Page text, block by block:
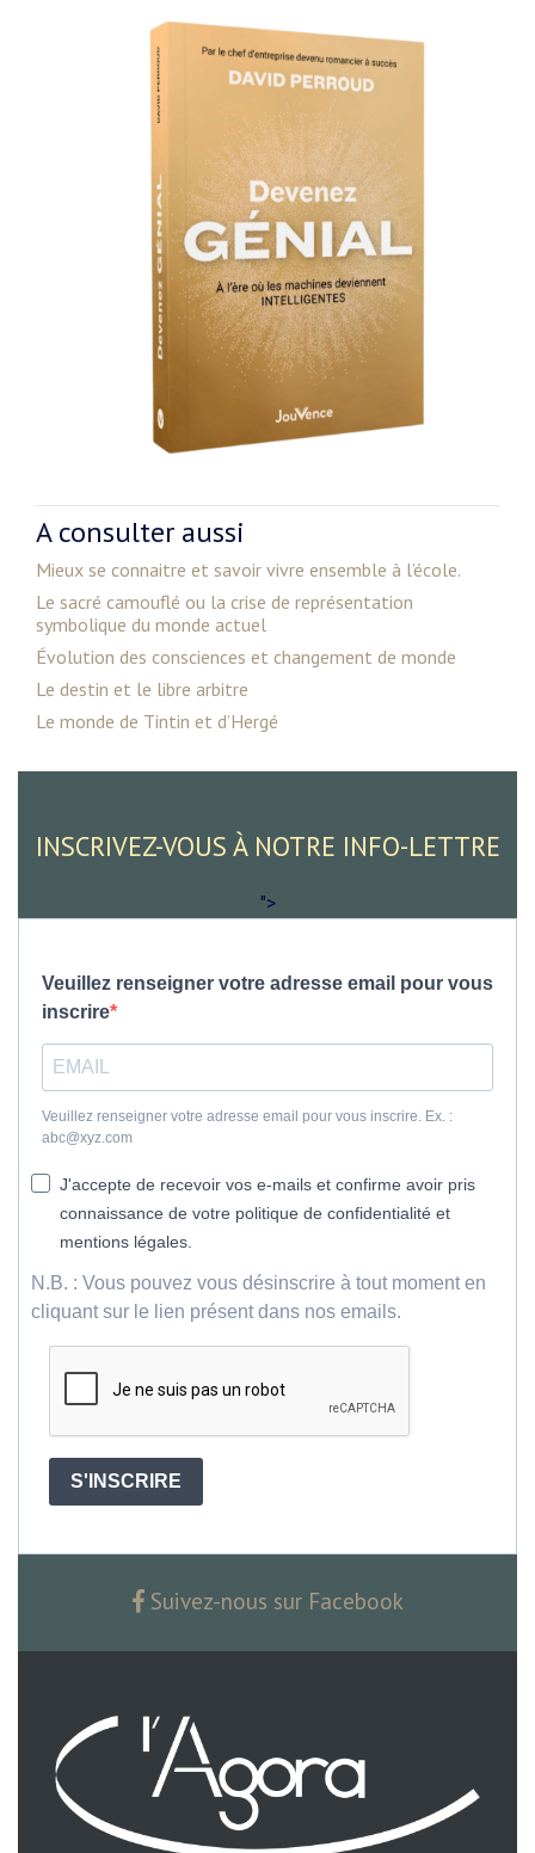
A consulter aussi
Mieux se connaitre et savoir vivre ensemble à l’école.
Le sacré camouflé ou la crise de représentation
symbolique du monde actuel
Évolution des consciences et changement de monde
Le destin et le libre arbitre
Le monde de Tintin et d’Hergé
INSCRIVEZ-VOUS À NOTRE INFO-LETTRE
">
Veuillez renseigner votre adresse email pour vous
inscrire
Veuillez renseigner votre adresse email pour vous inscrire. Ex. :
abc@xyz.com
J'accepte de recevoir vos e-mails et confirme avoir pris
connaissance de votre politique de confidentialité et
mentions légales.
N.B. : Vous pouvez vous désinscrire à tout moment en
cliquant sur le lien présent dans nos emails.
S'INSCRIRE
Suivez-nous sur Facebook